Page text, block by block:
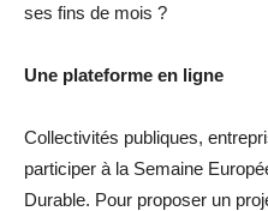
ses fins de mois ?
Une plateforme en ligne
Collectivités publiques,
participer à la Semaine
Durable. Pour proposer un